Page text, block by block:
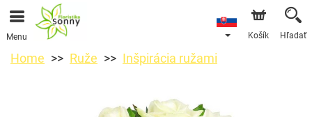
Menu Košík Hľadať
Home Ruže Inšpirácia ružami